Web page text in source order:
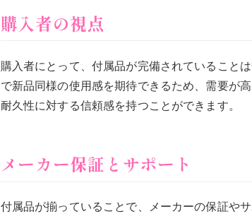
購入者の視点
購入者にとって、付属品が完備されていること
で新品同様の使用感を期待できるため、需要が
耐久性に対する信頼感を持つことができます。
メーカー保証とサポート
付属品が揃っていることで、メーカーの保証や